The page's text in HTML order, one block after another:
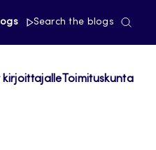
Search the blogs
kirjoittajalle Toimituskunta